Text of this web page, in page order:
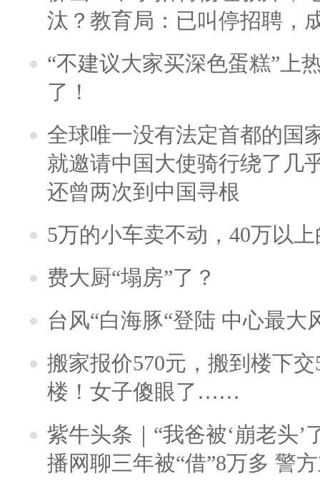
汰？教育局：已叫停招聘，
“不建议大家买深色蛋糕”上
了！
全球唯一没有法定首都的国
就邀请中国大使骑行绕了几
还曾两次到中国寻根
5万的小车卖不动，40万以
费大厨“塌房”了？
台风“白海豚“登陆 中心最大
搬家报价570元，搬到楼下
楼！女子傻眼了……
紫牛头条｜“我爸被‘崩老头’
播网聊三年被“借”8万多 警